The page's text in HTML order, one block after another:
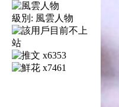
級別: 風雲人物
x6353
x7461